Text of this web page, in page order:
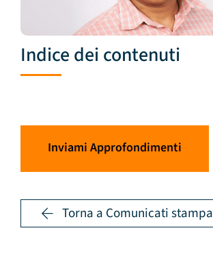
Indice dei contenuti
Inviami Approfondimenti
Torna a Comunicati stampa